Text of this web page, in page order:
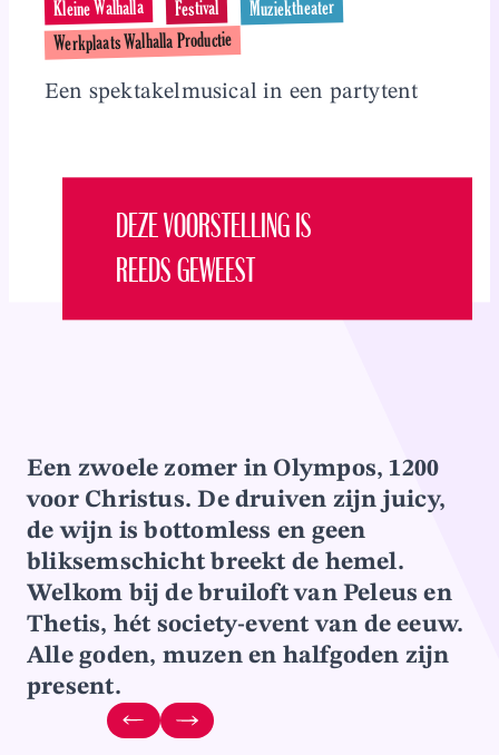
Overslaan en naar inhoud gaan
Kleine Walhalla Festival Muziektheater
Werkplaats Walhalla Productie
Een spektakelmusical in een partytent
DEZE VOORSTELLING IS
REEDS GEWEEST
Een zwoele zomer in Olympos, 1200
voor Christus. De druiven zijn juicy,
de wijn is bottomless en geen
bliksemschicht breekt de hemel.
Welkom bij de bruiloft van Peleus en
Thetis, hét society-event van de eeuw.
Alle goden, muzen en halfgoden zijn
present.